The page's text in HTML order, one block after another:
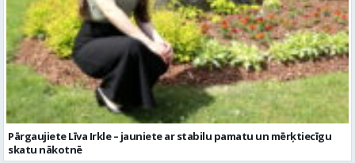
Pārgaujiete Līva Irkle – jauniete ar stabilu pamatu un mērķtiecīgu
skatu nākotnē